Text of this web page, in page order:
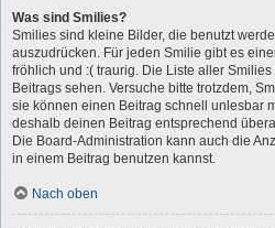
Was sind Smilies?
Smilies sind kleine Bilder, die benutzt
auszudrücken. Für jeden Smilie gibt es
fröhlich und :( traurig. Die Liste aller
Beitrags sehen. Versuche bitte trotzdem,
sie können einen Beitrag schnell unlesbar
deshalb deinen Beitrag entsprechend
Die Board-Administration kann auch die
in einem Beitrag benutzen kannst.
Nach oben